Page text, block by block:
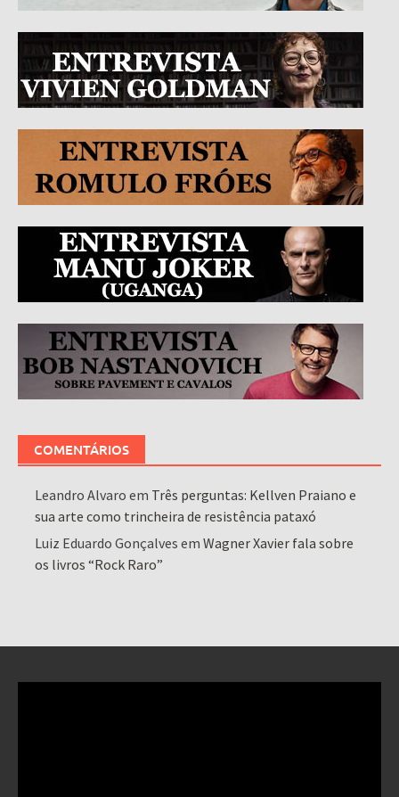
COMENTÁRIOS
Leandro Alvaro em Três perguntas: Kellven Praiano e
sua arte como trincheira de resistência pataxó
Luiz Eduardo Gonçalves emWagner Xavier fala sobre
os livros “Rock Raro”